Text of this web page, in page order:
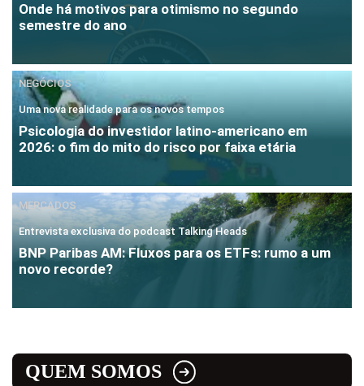
Onde há motivos para otimismo no segundo
semestre do ano
NEGÓCIOS
Uma nova realidade para os novos tempos
Psicologia do investidor latino-americano em
2026: o fim do mito do risco por faixa etária
MERCADOS
Entrevista exclusiva do podcast Talking Heads
BNP Paribas AM: Fluxos para os ETFs: rumo a um
novo recorde?
QUEM SOMOS